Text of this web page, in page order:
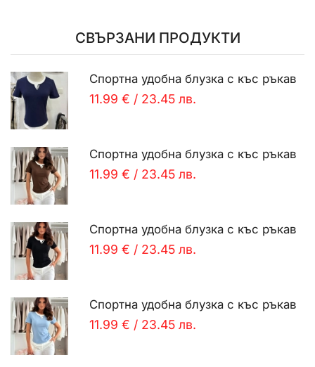
СВЪРЗАНИ ПРОДУКТИ
Спортна удобна блузка с къс ръкав
11.99 € / 23.45 лв.
Спортна удобна блузка с къс ръкав
11.99 € / 23.45 лв.
Спортна удобна блузка с къс ръкав
11.99 € / 23.45 лв.
Спортна удобна блузка с къс ръкав
11.99 € / 23.45 лв.